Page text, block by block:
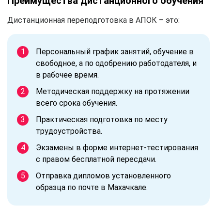
Дистанционная переподготовка в АПОК – это:
Персональный график занятий, обучение в
свободное, а по одобрению работодателя, и
в рабочее время.
Методическая поддержку на протяжении
всего срока обучения.
Практическая подготовка по месту
трудоустройства.
Экзамены в форме интернет-тестирования
с правом бесплатной пересдачи.
Отправка дипломов установленного
образца по почте в Махачкале.